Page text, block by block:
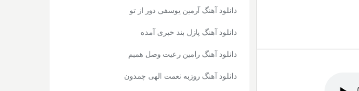
دانلود آهنگ آرمین یوسفی دور از تو
دانلود آهنگ پازل بند خبری آمده
دانلود آهنگ رامین رعیت وصل همیم
دانلود آهنگ روزبه نعمت الهی چمدون